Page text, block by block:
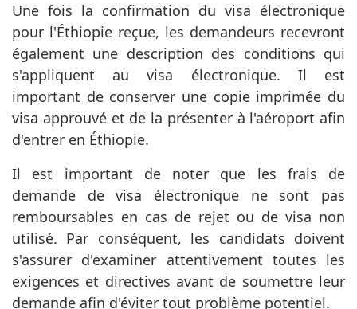
Une fois la confirmation du visa électronique
pour l'Éthiopie reçue, les demandeurs recevront
également une description des conditions qui
s'appliquent au visa électronique. Il est
important de conserver une copie imprimée du
visa approuvé et de la présenter à l'aéroport afin
d'entrer en Éthiopie.
Il est important de noter que les frais de
demande de visa électronique ne sont pas
remboursables en cas de rejet ou de visa non
utilisé. Par conséquent, les candidats doivent
s'assurer d'examiner attentivement toutes les
exigences et directives avant de soumettre leur
demande afin d'éviter tout problème potentiel.